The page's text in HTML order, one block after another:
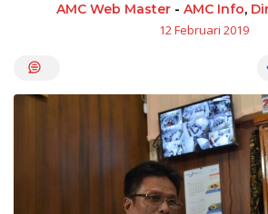
AMC Web Master- AMC Info,
12 Februari 2019